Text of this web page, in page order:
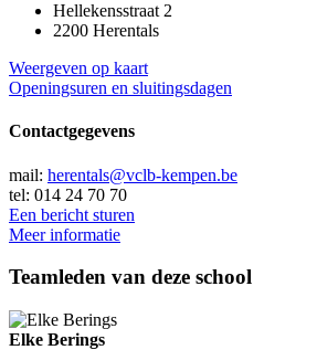
Hellekensstraat 2
2200 Herentals
Weergeven op kaart
Openingsuren en sluitingsdagen
Contactgegevens
mail: herentals@vclb-kempen.be
tel: 014 24 70 70
Een bericht sturen
Meer informatie
Teamleden van deze school
Elke Berings